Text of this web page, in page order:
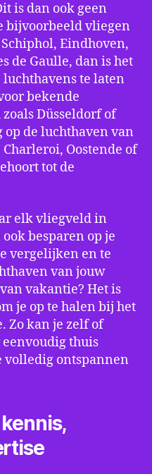
is dan ook geen
bijvoorbeeld vliegen
Eindhoven,
de Gaulle, dan is het
te laten
bekende
Düsseldorf of
op de luchthaven van
Oostende of
tot de
elk vliegveld in
besparen op je
vergelijken en te
van jouw
vakantie? Het is
je op te halen bij het
Zo kan je zelf of
thuis
volledig ontspannen